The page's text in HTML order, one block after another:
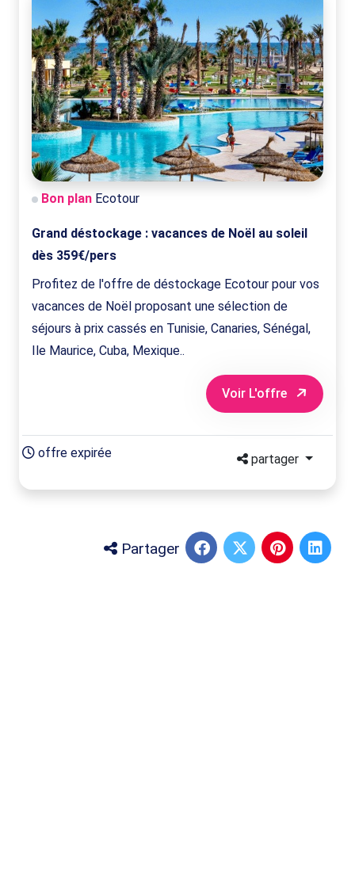
Bon plan Ecotour
Grand déstockage : vacances de Noël au soleil
dès 359€/pers
Profitez de l'offre de déstockage Ecotour pour vos
vacances de Noël proposant une sélection de
séjours à prix cassés en Tunisie, Canaries, Sénégal,
Ile Maurice, Cuba, Mexique..
Voir L'offre
offre expirée partager
Partager